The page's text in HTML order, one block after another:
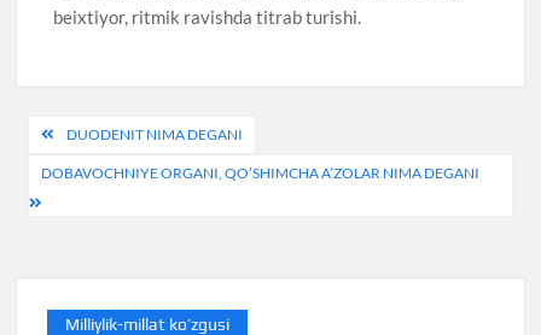
beixtiyor, ritmik ravishda titrab turishi.
Post
menyusi
DUODENIT NIMA DEGANI
DOBAVOCHNIYE ORGANI, QO’SHIMCHA A’ZOLAR NIMA DEGANI
Milliylik-millat ko’zgusi